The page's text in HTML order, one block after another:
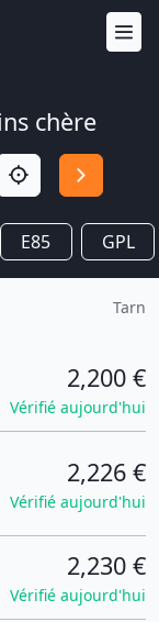
chère
E85 GPL
Tarn
2,200 €
Vérifié aujourd'hui
2,226 €
Vérifié aujourd'hui
2,230 €
Vérifié aujourd'hui